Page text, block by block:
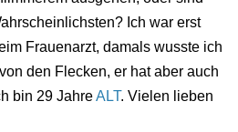
Ich war erst
Frauenarzt, damals wusste ich
den Flecken, er hat aber auch
bin 29 JahreALT. Vielen lieben